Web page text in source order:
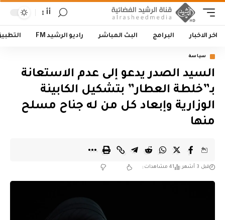
أأ
اخر الاخبار البرامج البث المباشر راديو الرشيد FM
سياسة
السيد الصدر يدعو إلى عدم الاستعانة
بـ”خلطة العطار” بتشكيل الكابينة
الوزارية وإبعاد كل من له جناح مسلح
منها
قبل 3 أشهر 41 مشاهدات